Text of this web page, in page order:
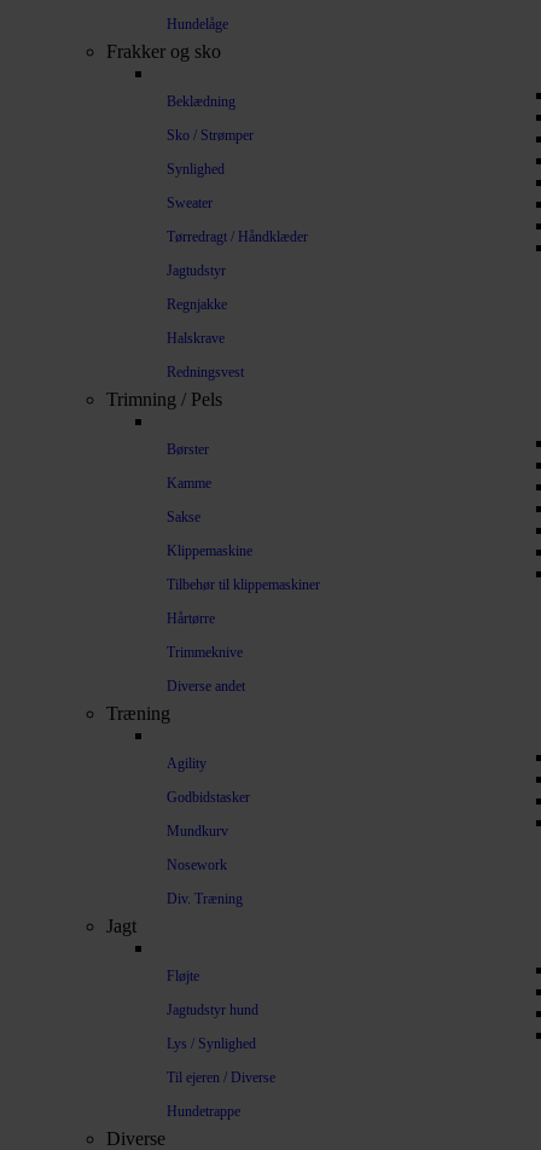
Hundelåge
Frakker og sko
Beklædning
Sko / Strømper
Synlighed
Sweater
Tørredragt / Håndklæder
Jagtudstyr
Regnjakke
Halskrave
Redningsvest
Trimning / Pels
Børster
Kamme
Sakse
Klippemaskine
Tilbehør til klippemaskiner
Hårtørre
Trimmeknive
Diverse andet
Træning
Agility
Godbidstasker
Mundkurv
Nosework
Div. Træning
Jagt
Fløjte
Jagtudstyr hund
Lys / Synlighed
Til ejeren / Diverse
Hundetrappe
Diverse